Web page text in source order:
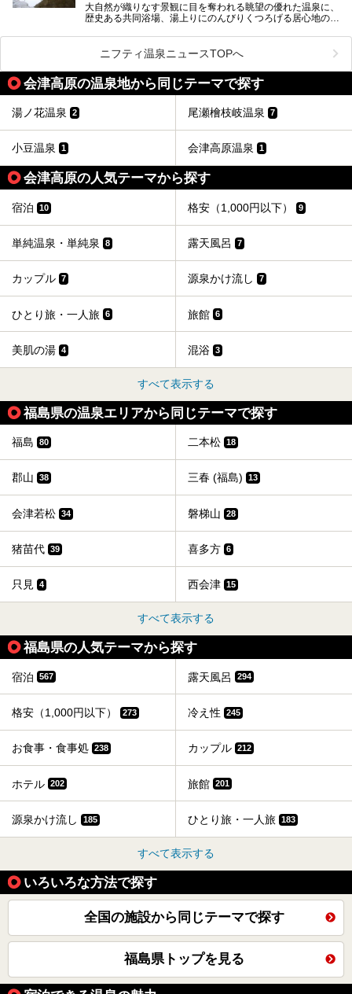
大自然が織りなす景観に目を奪われる眺望の優れた温泉に、
歴史ある共同浴場、湯上りにのんびりくつろげる居心地のい
スーパー銭湯など、多種多様な温浴施設が割拠する福島県。
今回は、そんな福島県にある温浴施設のなかから、筆者が
「一度訪ねてみたい」と気になっている魅力的な施設を5件
ピックアップして紹介します。
※2021/07/21時点の情報です。
ニフティ温泉ニュースTOPへ
会津高原の温泉地から同じテーマで探す
湯ノ花温泉 2 尾瀬檜枝岐温泉 7
小豆温泉 1 会津高原温泉 1
会津高原の人気テーマから探す
宿泊 10 格安（1,000円以下） 9
単純温泉・単純泉 8 露天風呂 7
カップル 7 源泉かけ流し 7
ひとり旅・一人旅 6 旅館 6
美肌の湯 4 混浴 3
すべて表示する
福島県の温泉エリアから同じテーマで探す
福島 80 二本松 18
郡山 38 三春 (福島) 13
会津若松 34 磐梯山 28
猪苗代 39 喜多方 6
只見 4 西会津 15
すべて表示する
福島県の人気テーマから探す
宿泊 567 露天風呂 294
格安（1,000円以下） 273 冷え性 245
お食事・食事処 238 カップル 212
ホテル 202 旅館 201
源泉かけ流し 185 ひとり旅・一人旅 183
すべて表示する
いろいろな方法で探す
全国の施設から同じテーマで探す
福島県トップを見る